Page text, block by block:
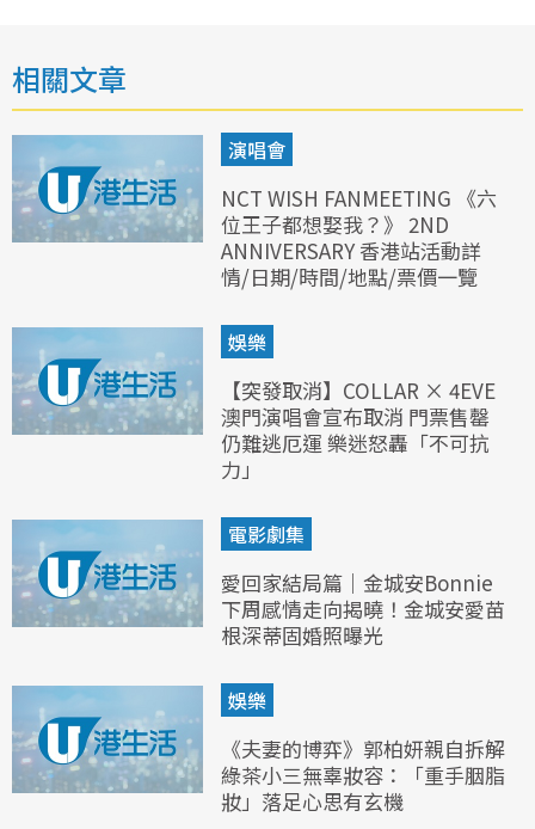
相關文章
演唱會
NCT WISH FANMEETING 《六
位王子都想娶我？》 2ND
ANNIVERSARY 香港站活動詳
情/日期/時間/地點/票價一覽
娛樂
【突發取消】COLLAR × 4EVE
澳門演唱會宣布取消 門票售罄
仍難逃厄運 樂迷怒轟「不可抗
力」
電影劇集
愛回家結局篇｜金城安Bonnie
下周感情走向揭曉！金城安愛苗
根深蒂固婚照曝光
娛樂
《夫妻的博弈》郭柏妍親自拆解
綠茶小三無辜妝容：「重手胭脂
妝」落足心思有玄機